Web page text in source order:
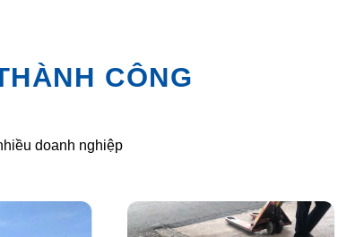
CÔNG
doanh nghiệp